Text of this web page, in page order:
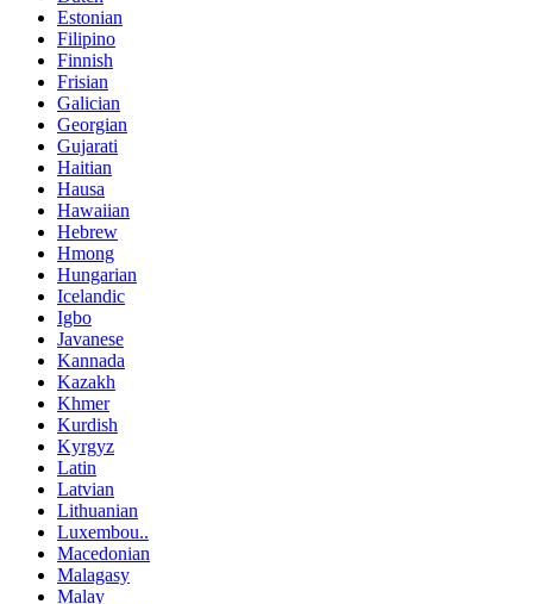
Estonian
Filipino
Finnish
Frisian
Galician
Georgian
Gujarati
Haitian
Hausa
Hawaiian
Hebrew
Hmong
Hungarian
Icelandic
Igbo
Javanese
Kannada
Kazakh
Khmer
Kurdish
Kyrgyz
Latin
Latvian
Lithuanian
Luxembou..
Macedonian
Malagasy
Malay